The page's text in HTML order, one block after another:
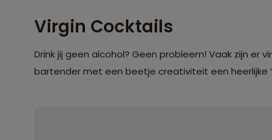
Virgin Cocktails
Drink jij geen alcohol? Geen probleem! Vaak zijn
bartender met een beetje creativiteit een heerlijke